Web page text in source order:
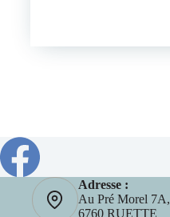
Adresse :
Au Pré Morel 7A,
6760 RUETTE